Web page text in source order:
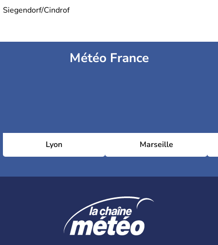
Siegendorf/Cindrof
Météo France
Lyon Marseille